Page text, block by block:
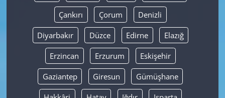
Çankırı Çorum Denizli
Diyarbakır Düzce Edirne Elazığ
Erzincan Erzurum Eskişehir
Gaziantep Giresun Gümüşhane